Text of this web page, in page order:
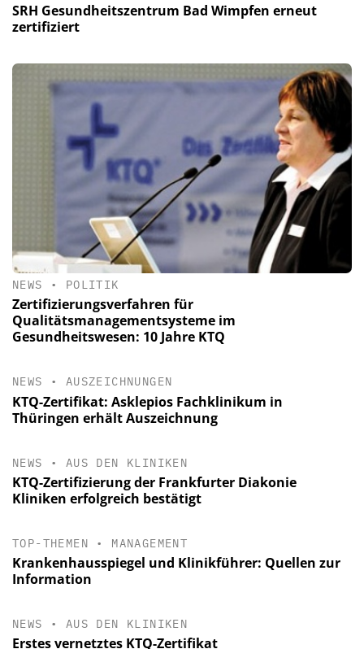
SRH Gesundheitszentrum Bad Wimpfen erneut
zertifiziert
NEWS • POLITIK
Zertifizierungsverfahren für
Qualitätsmanagementsysteme im
Gesundheitswesen: 10 Jahre KTQ
NEWS • AUSZEICHNUNGEN
KTQ-Zertifikat: Asklepios Fachklinikum in
Thüringen erhält Auszeichnung
NEWS • AUS DEN KLINIKEN
KTQ-Zertifizierung der Frankfurter Diakonie
Kliniken erfolgreich bestätigt
TOP-THEMEN • MANAGEMENT
Krankenhausspiegel und Klinikführer: Quellen zur
Information
NEWS • AUS DEN KLINIKEN
Erstes vernetztes KTQ-Zertifikat